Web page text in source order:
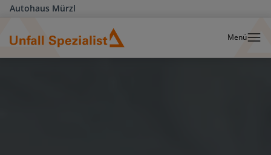
Autohaus Mürzl
Menü